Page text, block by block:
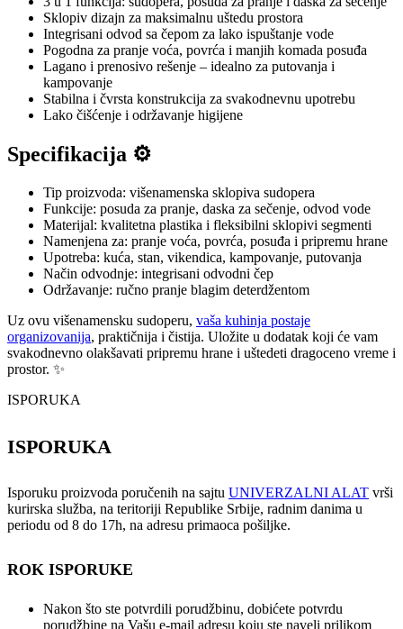
Sklopiv dizajn za maksimalnu uštedu prostora
Integrisani odvod sa čepom za lako ispuštanje vode
Pogodna za pranje voća, povrća i manjih komada posuđa
Lagano i prenosivo rešenje – idealno za putovanja i
kampovanje
Stabilna i čvrsta konstrukcija za svakodnevnu upotrebu
Lako čišćenje i održavanje higijene
Specifikacija ⚙️
Tip proizvoda: višenamenska sklopiva sudopera
Funkcije: posuda za pranje, daska za sečenje, odvod vode
Materijal: kvalitetna plastika i fleksibilni sklopivi segmenti
Namenjena za: pranje voća, povrća, posuđa i pripremu hrane
Upotreba: kuća, stan, vikendica, kampovanje, putovanja
Način odvodnje: integrisani odvodni čep
Održavanje: ručno pranje blagim deterdžentom
Uz ovu višenamensku sudoperu, vaša kuhinja postaje
organizovanija, praktičnija i čistija. Uložite u dodatak koji će vam
svakodnevno olakšavati pripremu hrane i uštedeti dragoceno vreme i
prostor. ✨
ISPORUKA
ISPORUKA
Isporuku proizvoda poručenih na sajtu UNIVERZALNI ALAT vrši
kurirska služba, na teritoriji Republike Srbije, radnim danima u
periodu od 8 do 17h, na adresu primaoca pošiljke.
ROK ISPORUKE
Nakon što ste potvrdili porudžbinu, dobićete potvrdu
porudžbine na Vašu e-mail adresu koju ste naveli prilikom